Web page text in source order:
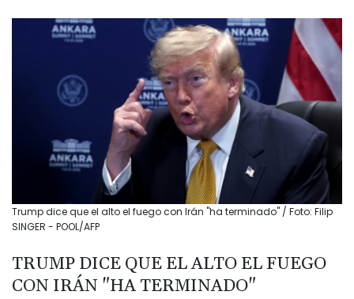
Trump dice que el alto el fuego con Irán "ha terminado" / Foto: Filip
SINGER - POOL/AFP
TRUMP DICE QUE EL ALTO EL FUEGO
CON IRÁN "HA TERMINADO"